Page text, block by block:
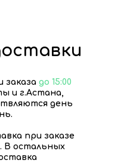
заказа до 15:00
и г.Астана,
день
при заказе
. В остальных